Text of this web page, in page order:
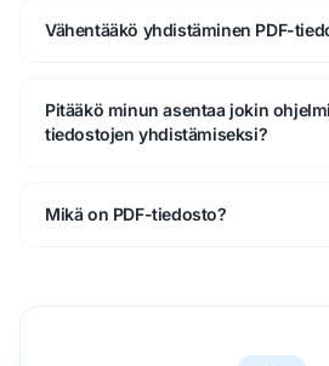
Vähentääkö yhdistäminen PDF-
Pitääkö minun asentaa jokin
tiedostojen yhdistämiseksi?
Mikä on PDF-tiedosto?